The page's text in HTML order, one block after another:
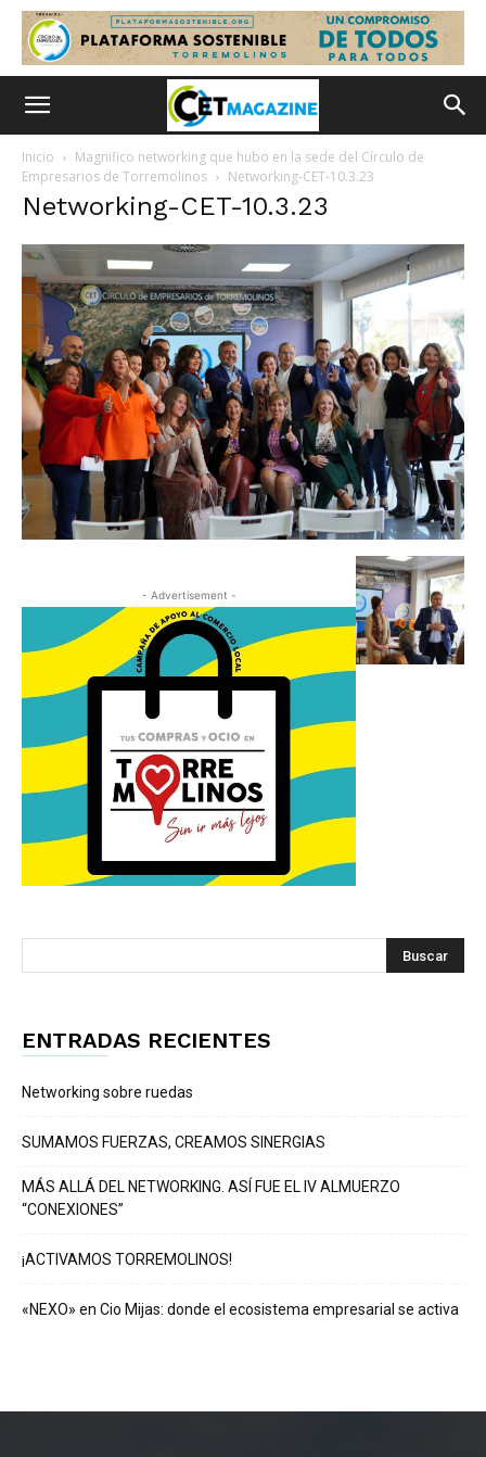
Inicio
Magnifico networking que hubo en la sede del Círculo de
Empresarios de Torremolinos
Networking-CET-10.3.23
Networking-CET-10.3.23
- Advertisement -
ENTRADAS RECIENTES
Networking sobre ruedas
SUMAMOS FUERZAS, CREAMOS SINERGIAS
MÁS ALLÁ DEL NETWORKING. ASÍ FUE EL IV ALMUERZO
“CONEXIONES”
¡ACTIVAMOS TORREMOLINOS!
«NEXO» en Cio Mijas: donde el ecosistema empresarial se activa